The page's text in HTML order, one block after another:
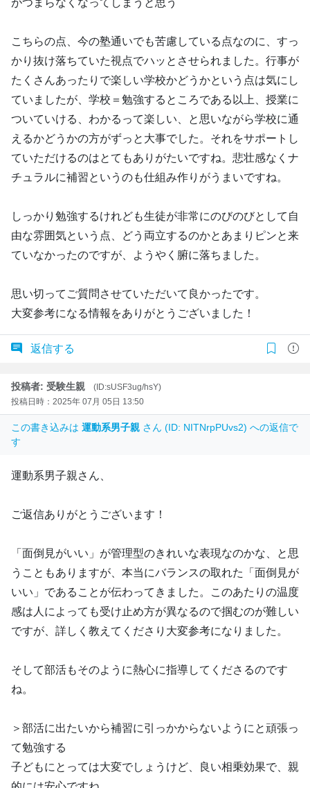
こちらの点、今の塾通いでも苦慮している点なのに、すっ
かり抜け落ちていた視点でハッとさせられました。行事が
たくさんあったりで楽しい学校かどうかという点は気にし
ていましたが、学校＝勉強するところである以上、授業に
ついていける、わかるって楽しい、と思いながら学校に通
えるかどうかの方がずっと大事でした。それをサポートし
ていただけるのはとてもありがたいですね。悲壮感なくナ
チュラルに補習というのも仕組み作りがうまいですね。
しっかり勉強するけれども生徒が非常にのびのびとして自
由な雰囲気という点、どう両立するのかとあまりピンと来
ていなかったのですが、ようやく腑に落ちました。
思い切ってご質問させていただいて良かったです。
大変参考になる情報をありがとうございました！
返信する
投稿者: 受験生親
(ID:sUSF3ug/hsY)
投稿日時：2025年 07月 05日 13:50
この書き込みは 運動系男子親 さん (ID: NITNrpPUvs2) への返信で
す
運動系男子親さん、
ご返信ありがとうございます！
「面倒見がいい」が管理型のきれいな表現なのかな、と思
うこともありますが、本当にバランスの取れた「面倒見が
いい」であることが伝わってきました。このあたりの温度
感は人によっても受け止め方が異なるので掴むのが難しい
ですが、詳しく教えてくださり大変参考になりました。
そして部活もそのように熱心に指導してくださるのです
ね。
＞部活に出たいから補習に引っかからないようにと頑張っ
て勉強する
子どもにとっては大変でしょうけど、良い相乗効果で、親